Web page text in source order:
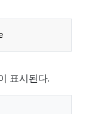
표시된다.